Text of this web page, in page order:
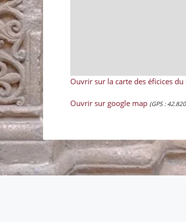
Ouvrir sur la carte des éficices du
Ouvrir sur google map (GPS :